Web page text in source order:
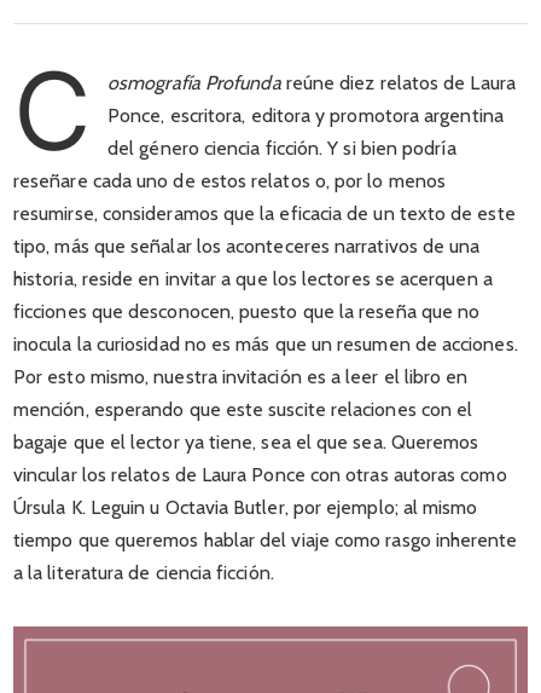
C osmografía Profundareúne diez relatos de Laura
Ponce, escritora, editora y promotora argentina
del género ciencia ficción. Y si bien podría
reseñare cada uno de estos relatos o, por lo menos
resumirse, consideramos que la eficacia de un texto de este
tipo, más que señalar los aconteceres narrativos de una
historia, reside en invitar a que los lectores se acerquen a
ficciones que desconocen, puesto que la reseña que no
inocula la curiosidad no es más que un resumen de acciones.
Por esto mismo, nuestra invitación es a leer el libro en
mención, esperando que este suscite relaciones con el
bagaje que el lector ya tiene, sea el que sea. Queremos
vincular los relatos de Laura Ponce con otras autoras como
Úrsula K. Leguin u Octavia Butler, por ejemplo; al mismo
tiempo que queremos hablar del viaje como rasgo inherente
a la literatura de ciencia ficción.